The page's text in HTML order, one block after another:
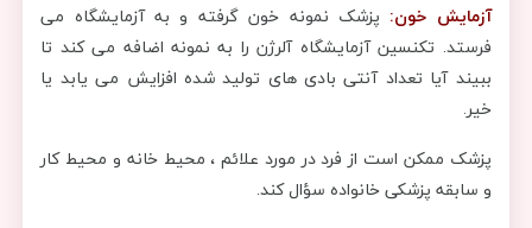
آزمایش خون: پزشک نمونه خون گرفته و به آزمایشگاه می
فرستد. تکنسین آزمایشگاه آلرژن را به نمونه اضافه می کند تا
ببیند آیا تعداد آنتی بادی های تولید شده افزایش می یابد یا
خیر.
پزشک ممکن است از فرد در مورد علائم ، محیط خانه و محیط کار
و سابقه پزشکی خانواده سؤال کند.